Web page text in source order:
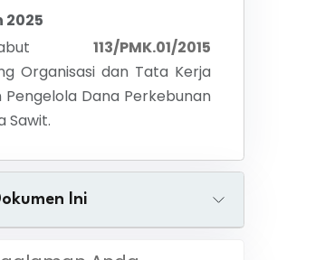
2025
113/PMK.01/2015
Organisasi dan Tata Kerja
Pengelola Dana Perkebunan
Sawit.
Ini